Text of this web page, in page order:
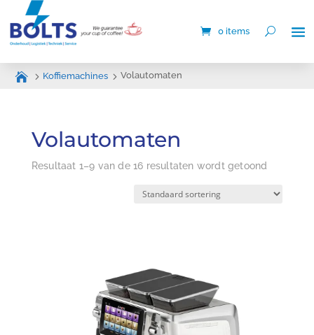
0 items
Koffiemachines Volautomaten
Volautomaten
Resultaat 1–9 van de 16 resultaten wordt getoond